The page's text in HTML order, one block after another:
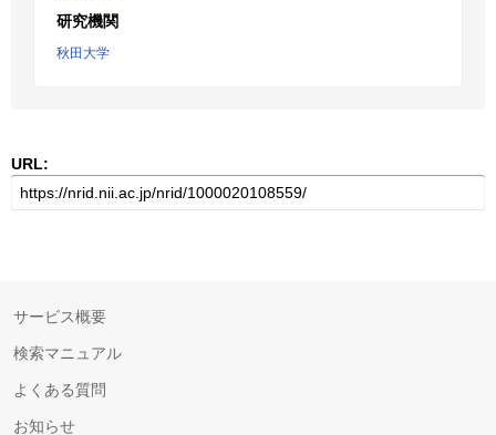
研究機関
秋田大学
URL:
サービス概要
検索マニュアル
よくある質問
お知らせ